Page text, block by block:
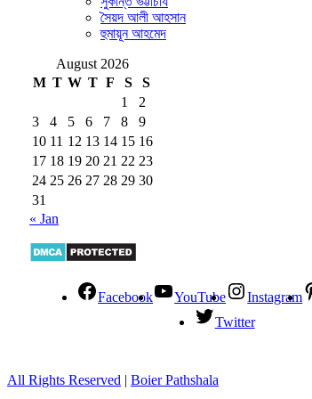
সৈয়দ আলী আহসান
হুমায়ূন আহমেদ
August 2026
M T W T F S
S
1
2
3
4 5 6 7 8
9
10 11 12 13 14 15 16
17 18 19 20 21 22 23
24 25 26 27 28 29 30
31
« Jan
Facebook YouTube Instagram
Twitter
All Rights Reserved | Boier Pathshala